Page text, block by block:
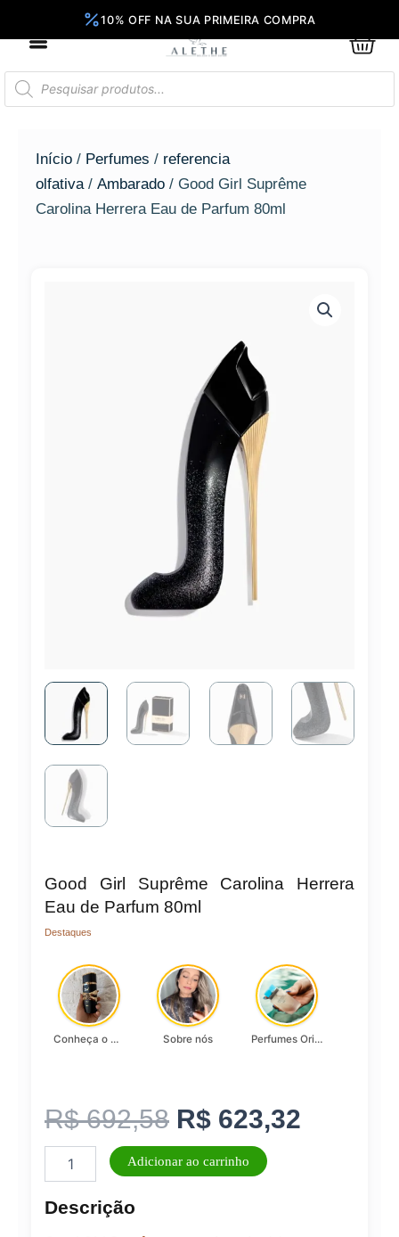
conteúdo
Pesquisar
produtos
Início / Perfumes / referencia
olfativa / Ambarado / Good Girl Suprême
Carolina Herrera Eau de Parfum 80ml
Good Girl Suprême Carolina Herrera
Eau de Parfum 80ml
Destaques
Conheça o Asad, da Lattafa… Sobre nós Perfumes Originais
R$692,58 O
preço
R$ 623,32
Carolina
Adicionar ao carrinho
Descrição